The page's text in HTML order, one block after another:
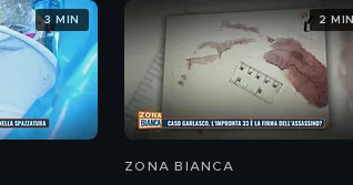
3 MIN
ZONA BIANCA
2 MIN